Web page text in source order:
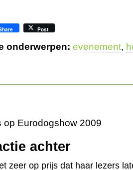
Post
onderwerpen: evenement,
op Eurodogshow 2009
achter
zeer op prijs dat haar lezers